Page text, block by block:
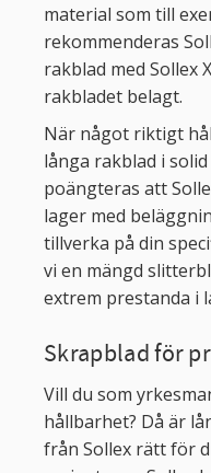
material som till
rekommenderas
rakblad med Sollex
rakbladet belagt.
När något riktigt
långa rakblad i
poängteras att
lager med
tillverka på din
vi en mängd
extrem prestanda i
Skrapblad för
Vill du som
hållbarhet? Då är
från Sollex rätt för